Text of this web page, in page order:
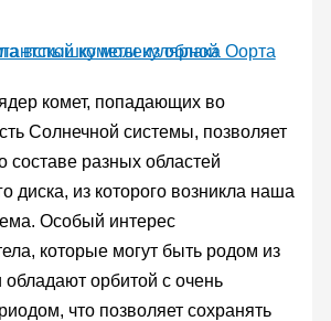
комет, попадающих во
Солнечной системы, позволяет
составе разных областей
диска, из которого возникла наша
Особый интерес
которые могут быть родом из
орбитой с очень
что позволяет сохранять